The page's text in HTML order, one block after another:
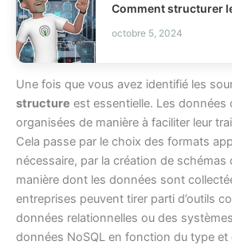
octobre 5, 2024
Une fois que vous avez identifié les
structure est essentielle. Les données
organisées de manière à faciliter leur
Cela passe par le choix des formats
nécessaire, par la création de schémas
manière dont les données sont
entreprises peuvent tirer parti d’outils
données relationnelles ou des
données NoSQL en fonction du type et